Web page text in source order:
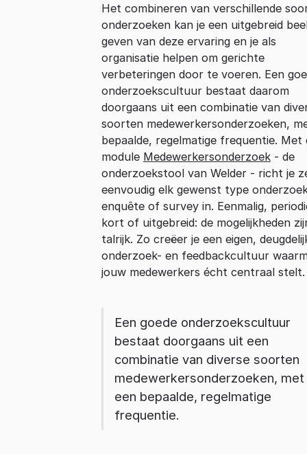
Het combineren van verschillende
onderzoeken kan je een uitgebreid
geven van deze ervaring en je als
organisatie helpen om gerichte
verbeteringen door te voeren. Een
onderzoekscultuur bestaat daarom
doorgaans uit een combinatie van
soorten medewerkersonderzoeken,
bepaalde, regelmatige frequentie. Met
module Medewerkersonderzoek- de
onderzoekstool van Welder - richt je
eenvoudig elk gewenst type
enquête of survey in. Eenmalig,
kort of uitgebreid: de mogelijkheden
talrijk. Zo creëer je een eigen,
onderzoek- en feedbackcultuur
jouw medewerkers écht centraal stelt.
Een goede onderzoekscultuur
bestaat doorgaans uit een
combinatie van diverse soorten
medewerkersonderzoeken, met
een bepaalde, regelmatige
frequentie.